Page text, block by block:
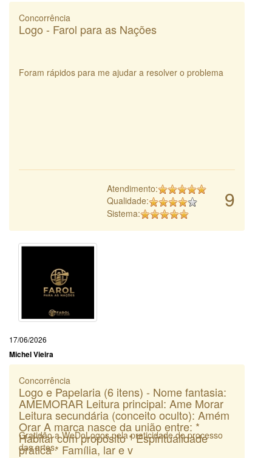
Concorrência
Logo - Farol para as Nações
Foram rápidos para me ajudar a resolver o problema
9
Atendimento:
Qualidade:
Sistema:
17/06/2026
Michel Vieira
Concorrência
Logo e Papelaria (6 itens) - Nome fantasia:
AMEMORAR Leitura principal: Ame Morar
Leitura secundária (conceito oculto): Amém
Orar A marca nasce da união entre: *
Habitar com propósito * Espiritualidade
prática * Família, lar e v
Gratidão a WeDoLogos pela praticidade do processo
das artes.